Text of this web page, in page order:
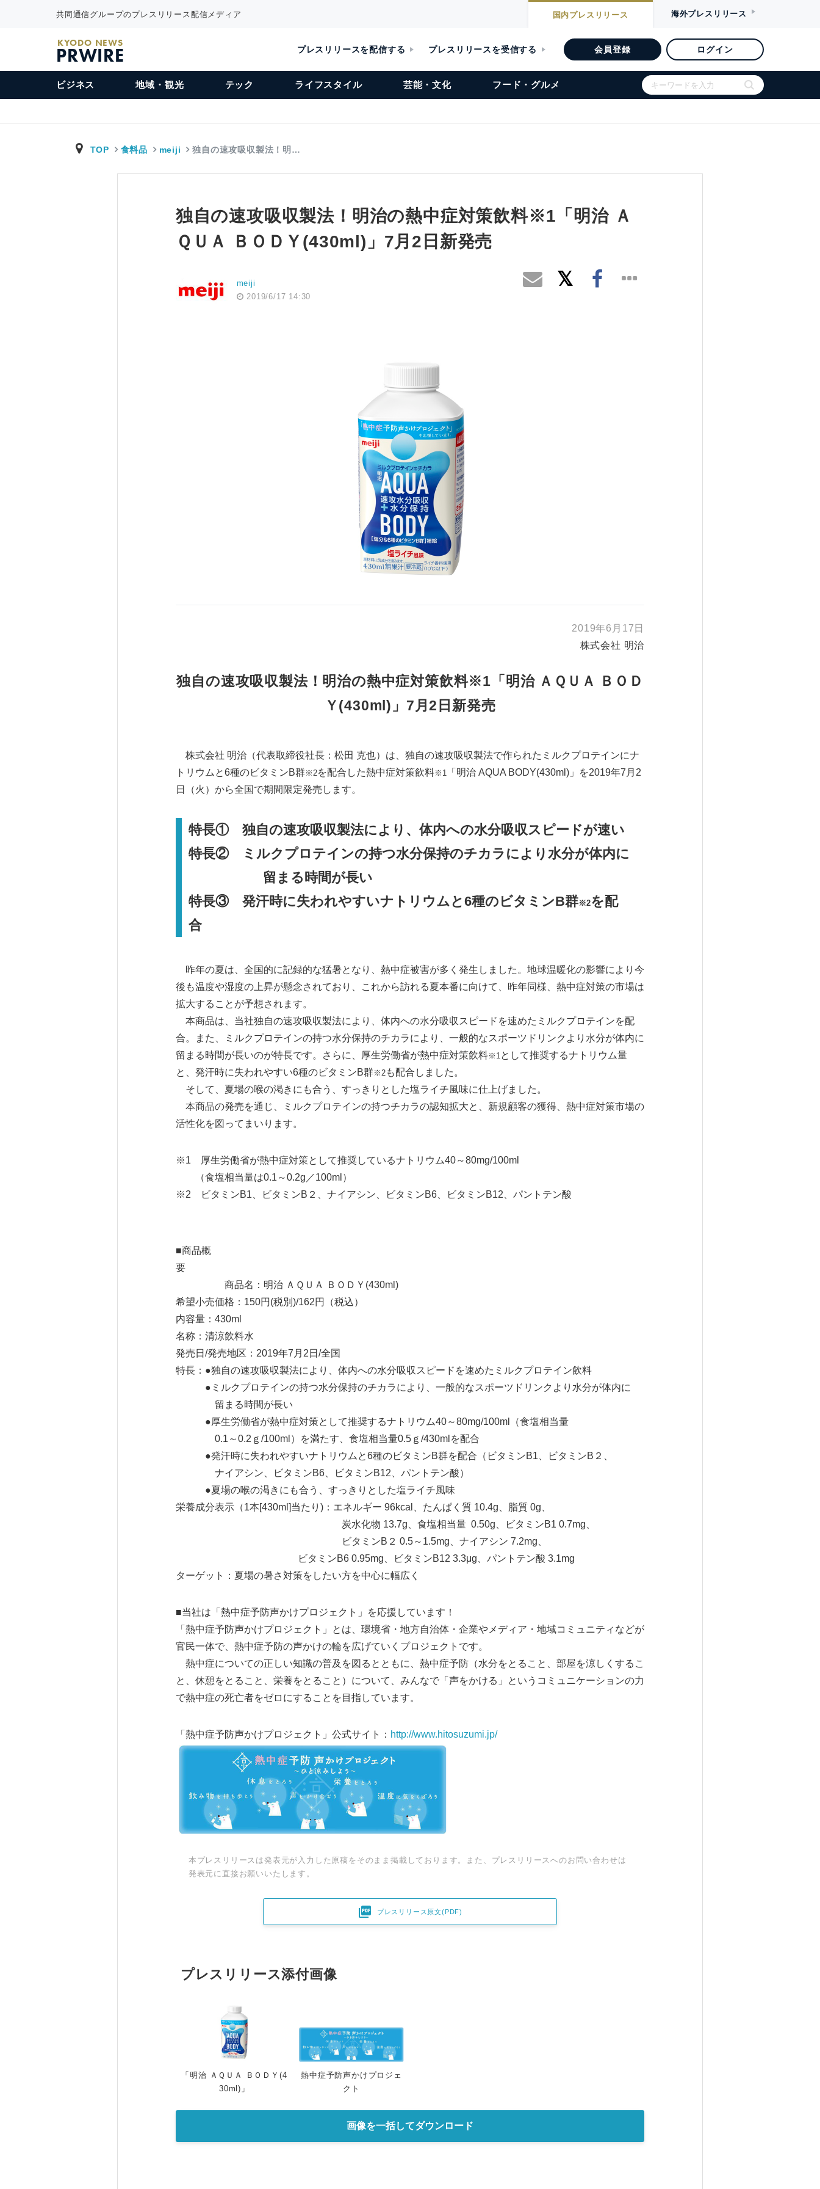
共同通信グループのプレスリリース配信メディア 国内プレスリリース 海外プレスリリース
KYODO NEWS
PRWIRE プレスリリースを配信する プレスリリースを受信する 会員登録 ログイン
ビジネス 地域・観光 テック ライフスタイル 芸能・文化 フード・グルメ
TOP 食料品 meiji 独自の速攻吸収製法！明…
独自の速攻吸収製法！明治の熱中症対策飲料※1「明治 Ａ
ＱＵＡ ＢＯＤＹ(430ml)」7月2日新発売
meiji
2019/6/17 14:30
2019年6月17日
株式会社 明治
独自の速攻吸収製法！明治の熱中症対策飲料※1「明治 ＡＱＵＡ ＢＯＤ
Ｙ(430ml)」7月2日新発売
株式会社 明治（代表取締役社長：松田 克也）は、独自の速攻吸収製法で作られたミルクプロテインにナ
トリウムと6種のビタミンB群※2を配合した熱中症対策飲料※1
「明治 AQUA BODY(430ml)」を2019年7月2
日（火）から全国で期間限定発売します。
特長① 独自の速攻吸収製法により、体内への水分吸収スピードが速い
特長② ミルクプロテインの持つ水分保持のチカラにより水分が体内に
留まる時間が長い
特長③ 発汗時に失われやすいナトリウムと6種のビタミンB群※2を配
合
昨年の夏は、全国的に記録的な猛暑となり、熱中症被害が多く発生しました。地球温暖化の影響により今
後も温度や湿度の上昇が懸念されており、これから訪れる夏本番に向けて、昨年同様、熱中症対策の市場は
拡大することが予想されます。
本商品は、当社独自の速攻吸収製法により、体内への水分吸収スピードを速めたミルクプロテインを配
合。また、ミルクプロテインの持つ水分保持のチカラにより、一般的なスポーツドリンクより水分が体内に
留まる時間が長いのが特長です。さらに、厚生労働省が熱中症対策飲料※1 として推奨するナトリウム量
と、発汗時に失われやすい6種のビタミンB群※2も配合しました。
そして、夏場の喉の渇きにも合う、すっきりとした塩ライチ風味に仕上げました。
本商品の発売を通じ、ミルクプロテインの持つチカラの認知拡大と、新規顧客の獲得、熱中症対策市場の
活性化を図ってまいります。
※1 厚生労働省が熱中症対策として推奨しているナトリウム40～80mg/100ml
（食塩相当量は0.1～0.2g／100ml）
※2 ビタミンB1、ビタミンB２、ナイアシン、ビタミンB6、ビタミンB12、パントテン酸
■商品概
要
商品名：明治 ＡＱＵＡ ＢＯＤＹ(430ml)
希望小売価格：150円(税別)/162円（税込）
内容量：430ml
名称：清涼飲料水
発売日/発売地区：2019年7月2日/全国
特長：●独自の速攻吸収製法により、体内への水分吸収スピードを速めたミルクプロテイン飲料
●ミルクプロテインの持つ水分保持のチカラにより、一般的なスポーツドリンクより水分が体内に
留まる時間が長い
●厚生労働省が熱中症対策として推奨するナトリウム40～80mg/100ml（食塩相当量
0.1～0.2ｇ/100ml）を満たす、食塩相当量0.5ｇ/430mlを配合
●発汗時に失われやすいナトリウムと6種のビタミンB群を配合（ビタミンB1、ビタミンB２、
ナイアシン、ビタミンB6、ビタミンB12、パントテン酸）
●夏場の喉の渇きにも合う、すっきりとした塩ライチ風味
栄養成分表示（1本[430ml]当たり)：エネルギー 96kcal、たんぱく質 10.4g、脂質 0g、
炭水化物 13.7g、食塩相当量 0.50g、ビタミンB1 0.7mg、
ビタミンB２ 0.5～1.5mg、ナイアシン 7.2mg、
ビタミンB6 0.95mg、ビタミンB12 3.3μg、パントテン酸 3.1mg
ターゲット：夏場の暑さ対策をしたい方を中心に幅広く
■当社は「熱中症予防声かけプロジェクト」を応援しています！
「熱中症予防声かけプロジェクト」とは、環境省・地方自治体・企業やメディア・地域コミュニティなどが
官民一体で、熱中症予防の声かけの輪を広げていくプロジェクトです。
熱中症についての正しい知識の普及を図るとともに、熱中症予防（水分をとること、部屋を涼しくするこ
と、休憩をとること、栄養をとること）について、みんなで「声をかける」というコミュニケーションの力
で熱中症の死亡者をゼロにすることを目指しています。
「熱中症予防声かけプロジェクト」公式サイト： http://www.hitosuzumi.jp/
本プレスリリースは発表元が入力した原稿をそのまま掲載しております。また、プレスリリースへのお問い合わせは
発表元に直接お願いいたします。
 プレスリリース原文(PDF)
プレスリリース添付画像
「明治 ＡＱＵＡ ＢＯＤＹ(4
30ml)」
熱中症予防声かけプロジェ
クト
画像を一括してダウンロード
English